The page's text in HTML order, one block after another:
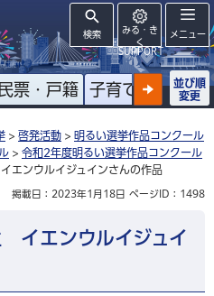
検索
みる・き
く
SUPPORT
メニュー
票・戸籍 子育て 高齢者
並び順
変更
> 啓発活動 > 明るい選挙作品コンクール
> 令和2年度明るい選挙作品コンクール
エンウルイジュインさんの作品
掲載日：2023年1月18日 ページID：1498
イエンウルイジュイ